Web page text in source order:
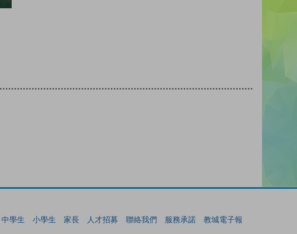
中學生 小學生 家長 人才招募 聯絡我們 服務承諾 教城電子報